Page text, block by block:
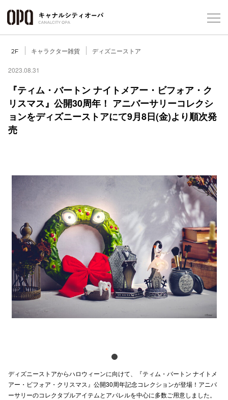
2F キャラクター雑貨 ディズニーストア
2023.08.31
『ティム・バートン ナイトメアー・ビフォア・ク
リスマス』公開30周年！ アニバーサリーコレクシ
ョンをディズニーストアにて9月8日(金)より順次発
売
ディズニーストアからハロウィーンに向けて、『ティム・バートン ナイトメ
アー・ビフォア・クリスマス』公開30周年記念コレクションが登場！アニバ
ーサリーのコレクタブルアイテムとアパレルを中心に多数ご用意しました。
フロア
ショッ
アクセ
スタッ
電話で
公式SNS
利用規約
ソーシャル